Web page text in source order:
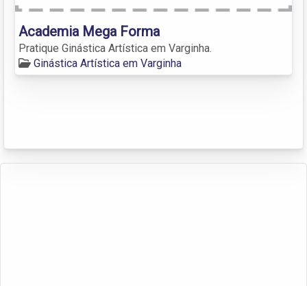
Academia Mega Forma
Pratique Ginástica Artística em Varginha.
Ginástica Artística em Varginha